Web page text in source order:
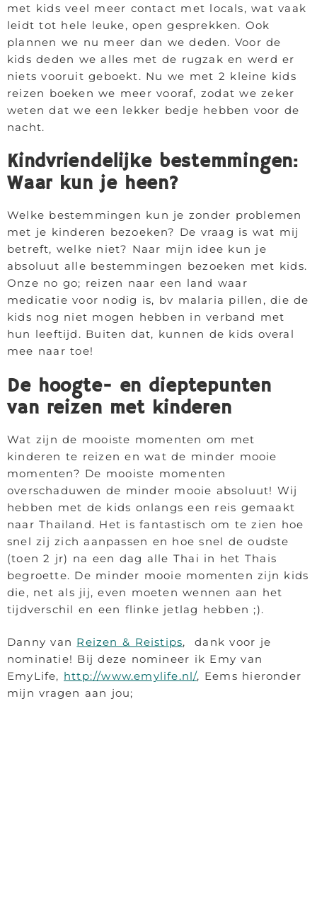
met kids veel meer contact met locals, wat vaak
leidt tot hele leuke, open gesprekken. Ook
plannen we nu meer dan we deden. Voor de
kids deden we alles met de rugzak en werd er
niets vooruit geboekt. Nu we met 2 kleine kids
reizen boeken we meer vooraf, zodat we zeker
weten dat we een lekker bedje hebben voor de
nacht.
Kindvriendelijke bestemmingen:
Waar kun je heen?
Welke bestemmingen kun je zonder problemen
met je kinderen bezoeken? De vraag is wat mij
betreft, welke niet? Naar mijn idee kun je
absoluut alle bestemmingen bezoeken met kids.
Onze no go; reizen naar een land waar
medicatie voor nodig is, bv malaria pillen, die de
kids nog niet mogen hebben in verband met
hun leeftijd. Buiten dat, kunnen de kids overal
mee naar toe!
De hoogte- en dieptepunten
van reizen met kinderen
Wat zijn de mooiste momenten om met
kinderen te reizen en wat de minder mooie
momenten? De mooiste momenten
overschaduwen de minder mooie absoluut! Wij
hebben met de kids onlangs een reis gemaakt
naar Thailand. Het is fantastisch om te zien hoe
snel zij zich aanpassen en hoe snel de oudste
(toen 2 jr) na een dag alle Thai in het Thais
begroette. De minder mooie momenten zijn kids
die, net als jij, even moeten wennen aan het
tijdverschil en een flinke jetlag hebben ;).
Danny van Reizen & Reistips, dank voor je
nominatie! Bij deze nomineer ik Emy van
EmyLife, http://www.emylife.nl/, Eems hieronder
mijn vragen aan jou;